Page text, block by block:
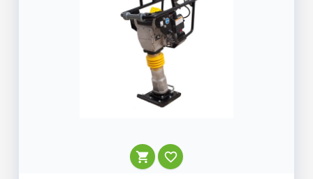
 